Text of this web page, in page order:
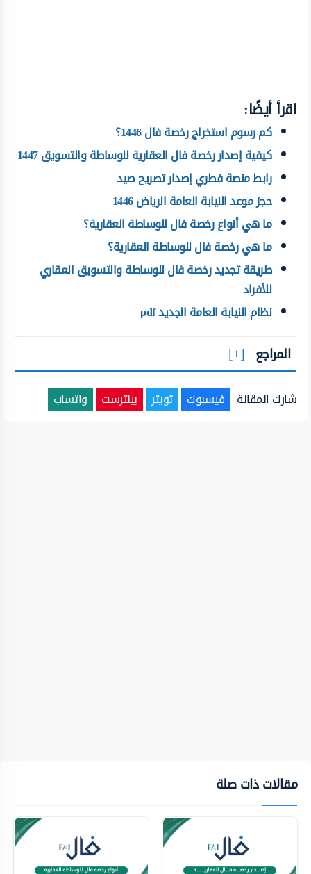
اقرأ أيضًا:
كم رسوم استخراج رخصة فال 1446؟
كيفية إصدار رخصة فال العقارية للوساطة والتسويق 1447
رابط منصة فطري إصدار تصريح صيد
حجز موعد النيابة العامة الرياض 1446
ما هي أنواع رخصة فال للوساطة العقارية؟
ما هي رخصة فال للوساطة العقارية؟
طريقة تجديد رخصة فال للوساطة والتسويق العقاري
للأفراد
نظام النيابة العامة الجديد pdf
المراجع
شارك المقالة فيسبوك تويتر بينترست واتساب
مقالات ذات صلة